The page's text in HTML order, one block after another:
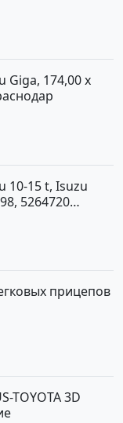
Giga, 174,00 x
10-15 t, Isuzu
5264720
прицепов
TOYOTA 3D